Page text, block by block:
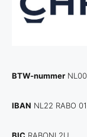
BTW-nummer
IBAN NL22 RABO
BIC RABONL2U